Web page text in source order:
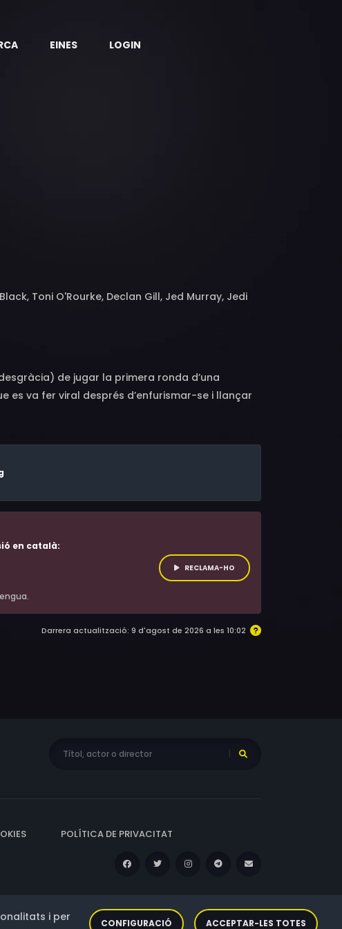
EINES LOGIN
Toni O'Rourke, Declan Gill, Jed Murray, Jedi
de jugar la primera ronda d’una
es va fer viral després d’enfurismar-se i llançar
aconseguir un equip digne per jugar contra
un altre assumpte plana sobre el partit: una
en català:
RECLAMA-HO
Darrera actualització: 9 d'agost de 2026 a les 10:02
POLÍTICA DE PRIVACITAT
i per
CONFIGURACIÓ ACCEPTAR-LES TOTES